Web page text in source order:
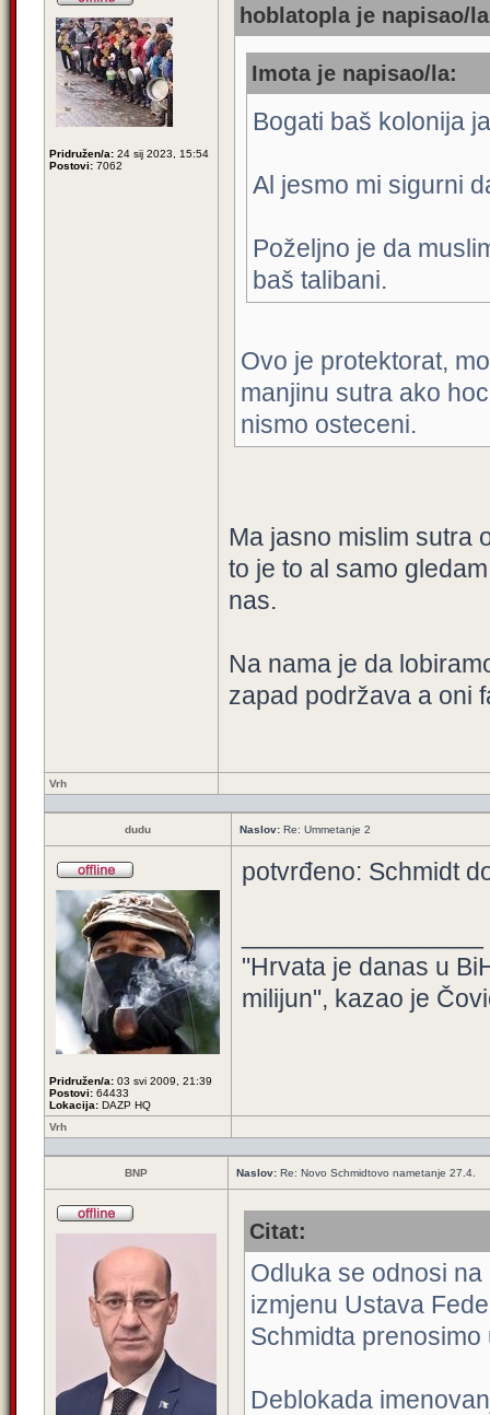
Pridružen/a: 24 sij 2023, 15:54
Postovi: 7062
hoblatopla je napisao/
Imota je napisao/la:
Bogati baš kolonija
Al jesmo mi sigurni
Poželjno je da
baš talibani.
Ovo je protektorat,
manjinu sutra ako
nismo osteceni.
Ma jasno mislim sutra
to je to al samo
nas.
Na nama je da
zapad podržava a oni
Vrh
dudu Naslov: Re: Ummetanje 2
Pridružen/a: 03 svi 2009, 21:39
Postovi: 64433
Lokacija: DAZP HQ
potvrđeno: Schmidt
"Hrvata je danas u
milijun", kazao je
Vrh
BNP Naslov: Re: Novo Schmidtovo nametanje 27.4.
Citat:
Odluka se odnosi
izmjenu Ustava
Schmidta prenosimo
Deblokada